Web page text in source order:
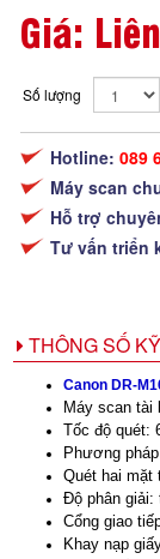
Giá:
Số lượng
Hotline: 089
Máy scan
Hỗ trợ
Tư vấn triển
THÔNG SỐ
Canon DR-
Máy scan tài
Tốc độ quét:
Phương
Quét hai mặt
Độ phân giải:
Cổng giao
Khay nạp